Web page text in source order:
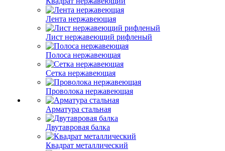
Лента нержавеющая
Лист нержавеющий рифленый
Полоса нержавеющая
Сетка нержавеющая
Проволока нержавеющая
Арматура стальная
Двутавровая балка
Квадрат металлический